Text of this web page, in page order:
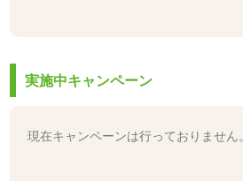
実施中キャンペーン
現在キャンペーンは行っておりません。